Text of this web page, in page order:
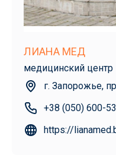
ЛИАНА МЕД
медицинский центр
г. Запорожье,
+38 (050) 600-
https://